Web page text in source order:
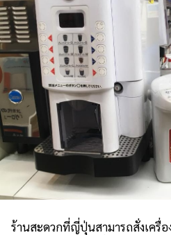
ร้านสะดวกที่ญี่ปุ่นสามารถสั่งเครื่